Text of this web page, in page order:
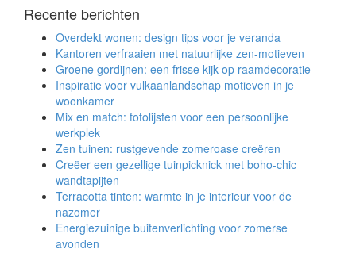
Recente berichten
Overdekt wonen: design tips voor je veranda
Kantoren verfraaien met natuurlijke zen-motieven
Groene gordijnen: een frisse kijk op raamdecoratie
Inspiratie voor vulkaanlandschap motieven in je
woonkamer
Mix en match: fotolijsten voor een persoonlijke
werkplek
Zen tuinen: rustgevende zomeroase creëren
Creëer een gezellige tuinpicknick met boho-chic
wandtapijten
Terracotta tinten: warmte in je interieur voor de
nazomer
Energiezuinige buitenverlichting voor zomerse
avonden